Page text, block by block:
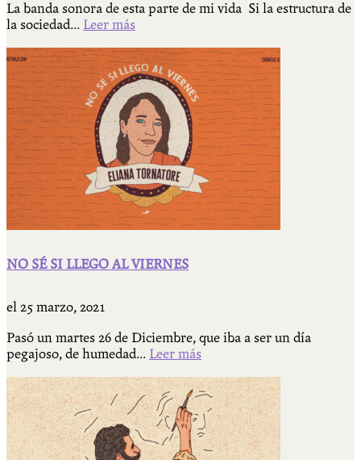
La banda sonora de esta parte de mi vida Si la estructura de
la sociedad... Leer más
NO SÉ SI LLEGO AL VIERNES
el 25 marzo, 2021
Pasó un martes 26 de Diciembre, que iba a ser un día
pegajoso, de humedad... Leer más